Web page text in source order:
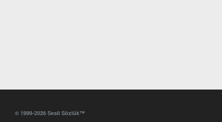
© 1999-2026 Sesli Sözlük™